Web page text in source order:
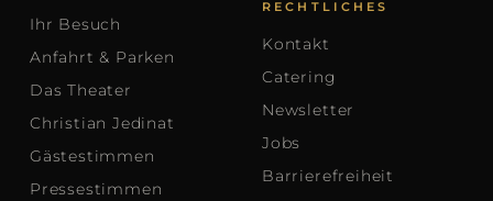
Ihr Besuch
Anfahrt & Parken
Das Theater
Christian Jedinat
Gästestimmen
Pressestimmen
RECHTLICHES
Kontakt
Catering
Newsletter
Jobs
Barrierefreiheit